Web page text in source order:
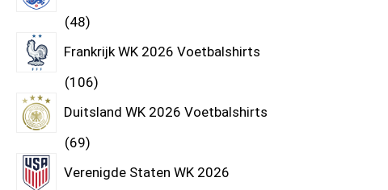
48
Frankrijk WK 2026 Voetbalshirts
106
Duitsland WK 2026 Voetbalshirts
69
Verenigde Staten WK 2026